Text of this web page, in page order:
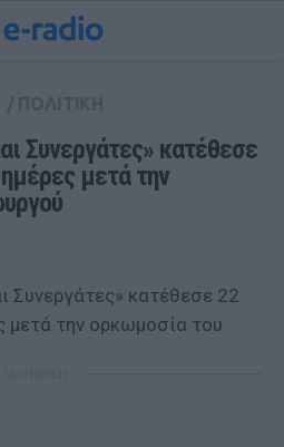
Συνεργάτες» κατέθεσε
μετά την